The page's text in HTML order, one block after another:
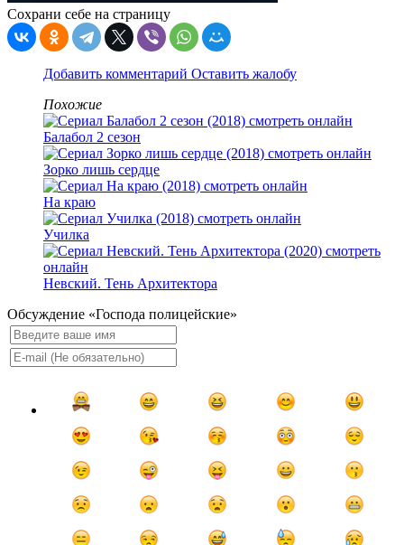
Сохрани себе на страницу
Добавить комментарий Оставить жалобу
Похожие
Балабол 2 сезон
Зорко лишь сердце
На краю
Училка
Невский. Тень Архитектора
Обсуждение «Господа полицейские»